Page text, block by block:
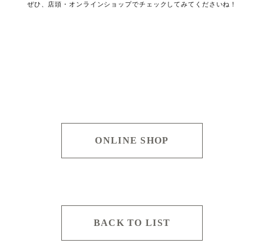
ぜひ、店頭・オンラインショップでチェックしてみてくださいね！
ONLINE SHOP
BACK TO LIST